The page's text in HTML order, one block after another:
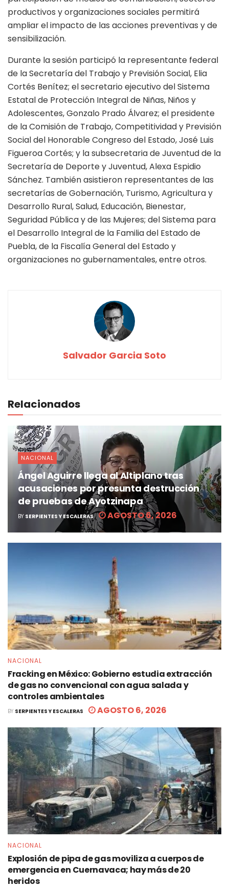
productivos y organizaciones sociales permitirá
ampliar el impacto de las acciones preventivas y de
sensibilización.
Durante la sesión participó la representante federal
de la Secretaría del Trabajo y Previsión Social, Elia
Cortés Benítez; el secretario ejecutivo del Sistema
Estatal de Protección Integral de Niñas, Niños y
Adolescentes, Gonzalo Prado Álvarez; el presidente
de la Comisión de Trabajo, Competitividad y Previsión
Social del Honorable Congreso del Estado, José Luis
Figueroa Cortés; y la subsecretaria de Juventud de la
Secretaría de Deporte y Juventud, Alexa Espidio
Sánchez. También asistieron representantes de las
secretarías de Gobernación, Turismo, Agricultura y
Desarrollo Rural, Salud, Educación, Bienestar,
Seguridad Pública y de las Mujeres; del Sistema para
el Desarrollo Integral de la Familia del Estado de
Puebla, de la Fiscalía General del Estado y
organizaciones no gubernamentales, entre otros.
Salvador Garcia Soto
Relacionados
NACIONAL
Ángel Aguirre llega al Altiplano tras
acusaciones por presunta destrucción
de pruebas de Ayotzinapa
BY SERPIENTES Y ESCALERAS AGOSTO 6, 2026
NACIONAL
Fracking en México: Gobierno estudia extracción
de gas no convencional con agua salada y
controles ambientales
BY SERPIENTES Y ESCALERAS AGOSTO 6, 2026
NACIONAL
Explosión de pipa de gas moviliza a cuerpos de
emergencia en Cuernavaca; hay más de 20
heridos